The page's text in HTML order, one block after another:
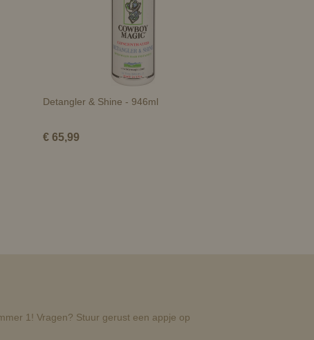
Detangler & Shine - 946ml
€ 65,99
1! Vragen? Stuur gerust een appje op